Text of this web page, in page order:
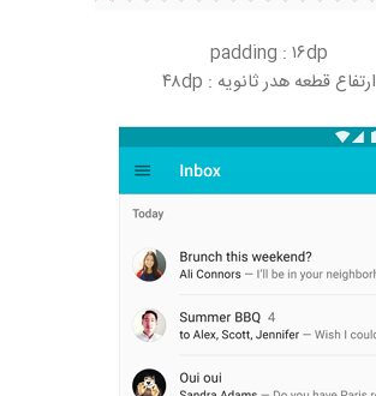
padding : ۱۶dp
ارتفاع قطعه هدر ثانویه : ۴۸dp